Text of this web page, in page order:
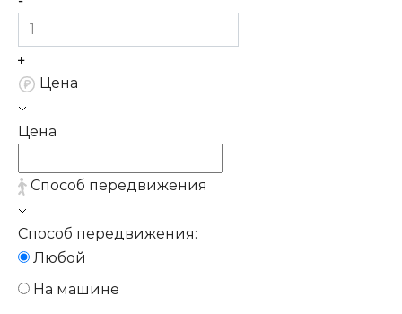
Цена
Цена
Способ передвижения
Способ передвижения:
Любой
На машине